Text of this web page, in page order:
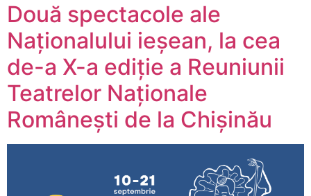
Două spectacole ale
Naționalului ieșean, la cea
de-a X-a ediție a Reuniunii
Teatrelor Naționale
Românești de la Chișinău